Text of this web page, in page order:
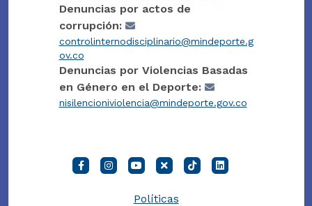
Denuncias por actos de
corrupción:
controlinternodisciplinario@mindeporte.g
ov.co
Denuncias por Violencias Basadas
en Género en el Deporte:
nisilencioniviolencia@mindeporte.gov.co
Políticas